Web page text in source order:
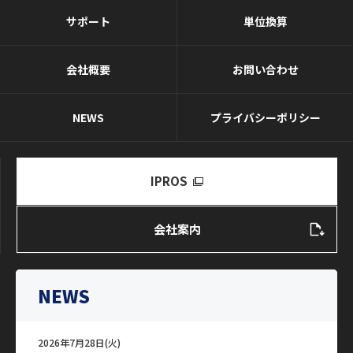
サポート
会社概要
NEWS
単位換算
お問い合わせ
プライバシーポリシー
会社案内
IPROS
NEWS
2026年7月28日(火)